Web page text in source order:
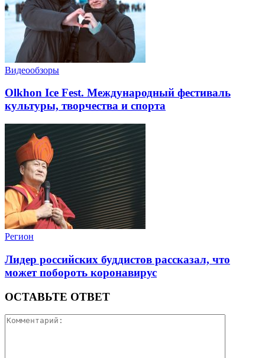
Видеообзоры
Olkhon Ice Fest. Международный фестиваль
культуры, творчества и спорта
Регион
Лидер российских буддистов рассказал, что
может побороть коронавирус
ОСТАВЬТЕ ОТВЕТ